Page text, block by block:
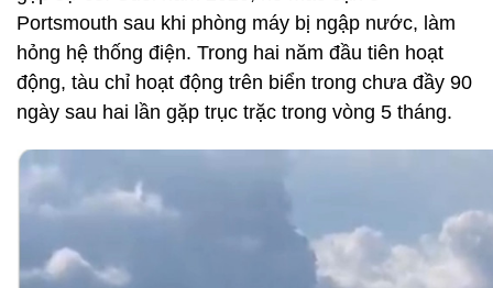
Portsmouth sau khi phòng máy bị ngập nước, làm
hỏng hệ thống điện. Trong hai năm đầu tiên hoạt
động, tàu chỉ hoạt động trên biển trong chưa đầy 90
ngày sau hai lần gặp trục trặc trong vòng 5 tháng.